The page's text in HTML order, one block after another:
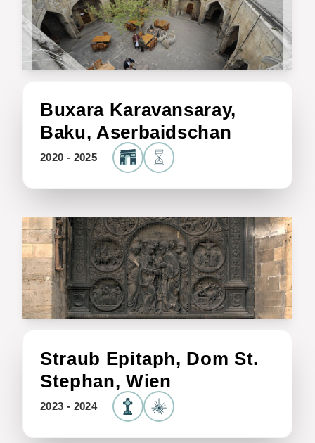
Buxara Karavansaray,
Baku, Aserbaidschan
2020 - 2025
Straub Epitaph, Dom St.
Stephan, Wien
2023 - 2024